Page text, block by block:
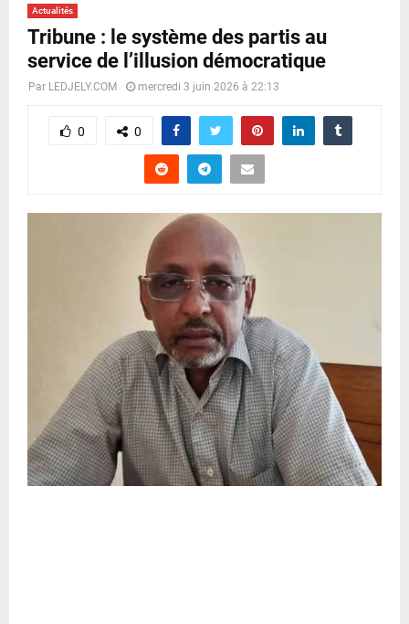
U
Actualités
Tribune : le système des partis au
service de l’illusion démocratique
Par LEDJELY.COM mercredi 3 juin 2026 à 22:13
0 0